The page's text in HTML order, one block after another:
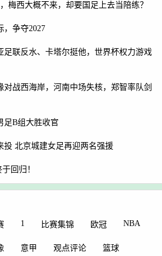
梅西大概不来，却要国足上去当陪练？
，争夺2027
足联反水、卡塔尔挺他，世界杯权力游戏
对战西海岸，河南中场失核，郑智率队剑
足B组大胜收官
投 北京城建女足再迎两名强援
回归！
1 比赛集锦 欧冠 NBA
意甲 观点评论 篮球